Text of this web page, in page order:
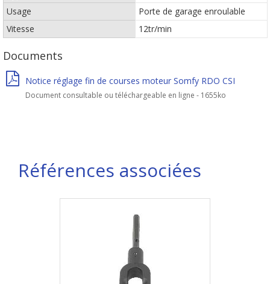
Usage
Porte de garage enroulable
Vitesse
12tr/min
Documents
Notice réglage fin de courses moteur Somfy RDO CSI
Document consultable ou téléchargeable en ligne - 1655ko
Références associées